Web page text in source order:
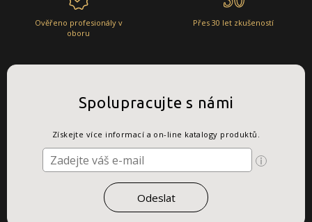
Ověřeno profesionály v
oboru
Přes 30 let zkušeností
Spolupracujte s námi
Získejte více informací a on-line katalogy produktů.